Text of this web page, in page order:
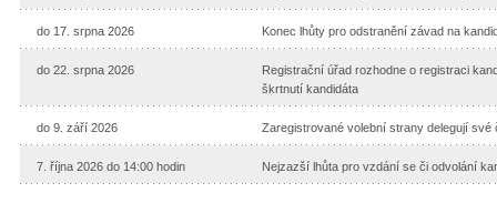
do 17. srpna 2026 Konec lhůty pro odstranění závad na
do 22. srpna 2026
Registrační úřad rozhodne o registraci
škrtnutí kandidáta
do 9. září 2026 Zaregistrované volební strany delegují
7. října 2026 do 14:00 hodin Nejzazší lhůta pro vzdání se či odvolání